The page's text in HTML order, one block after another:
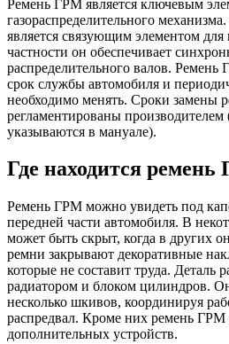
Ремень ГРМ является ключевым
газораспределительного
является связующим элементом для
частности он обеспечивает
распределительного валов. Ремень
срок службы автомобиля и
необходимо менять. Сроки замены
регламентированы производителем
указываются в мануале).
Где находится
Ремень ГРМ можно увидеть под
передней части автомобиля. В
может быть скрыт, когда в других
ремни закрывают декоративные
которые не составит труда. Деталь
радиатором и блоком цилиндров.
несколько шкивов, координируя
распредвал. Кроме них ремень ГРМ
дополнительных устройств.